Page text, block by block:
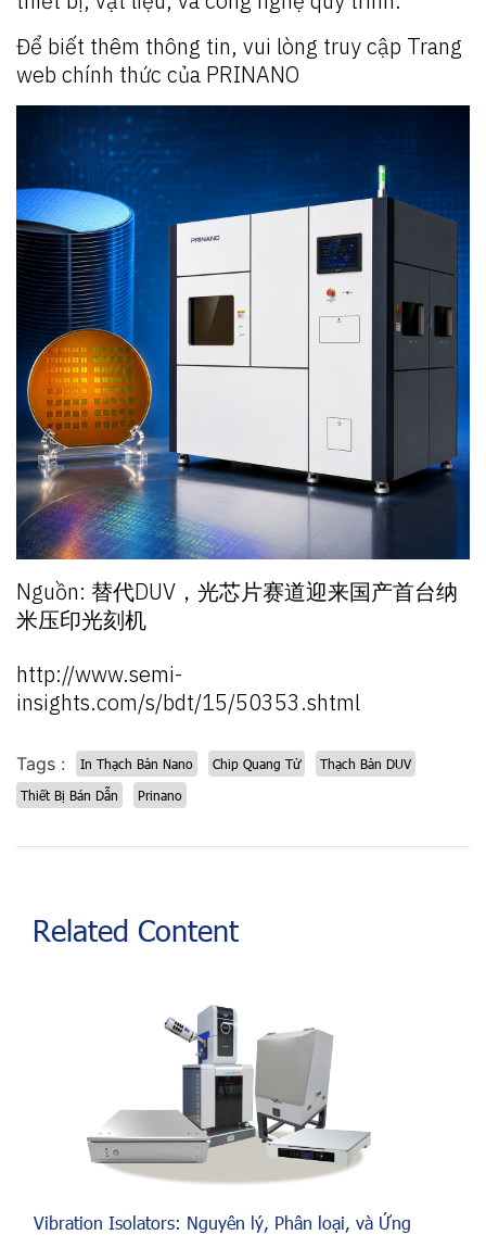
Để biết thêm thông tin, vui lòng truy cập Trang
web chính thức của PRINANO
Nguồn: 替代DUV，光芯片赛道迎来国产首台纳
米压印光刻机
http://www.semi-
insights.com/s/bdt/15/50353.shtml
Tags : In Thạch Bản Nano Chip Quang Tử
Thạch Bản DUV
Thiết Bị Bán Dẫn
Prinano
Related Content
Vibration Isolators: Nguyên lý, Phân loại, và Ứng